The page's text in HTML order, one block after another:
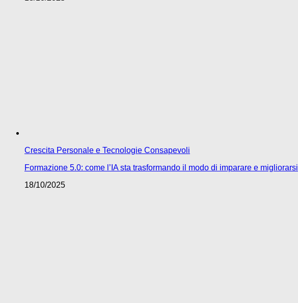
Crescita Personale e Tecnologie Consapevoli
Formazione 5.0: come l’IA sta trasformando il modo di imparare e migliorarsi
18/10/2025